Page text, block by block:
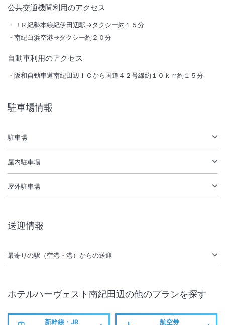
収）。その他、充実のアクティビティ施設や南紀の旬素材が魅力。
総客室数 186
IN チェックイン
15:00/ OUT チェックアウト
11:00
大浴場あり
お食事の提供はできません。ご理解賜りますようお願い申し上げます。
公共交通機関利用のアクセス
ＪＲ紀勢本線紀伊田辺駅→タクシー約１５分
南紀白浜空港→タクシー約２０分
自動車利用のアクセス
阪和自動車道南紀田辺ＩＣから国道４２号線約１０ｋｍ約１５分
駐車場情報
駐車場
屋内駐車場
屋外駐車場
送迎情報
最寄りの駅（空港・港）からの送迎
ホテルハーヴェスト南紀田辺の他のプランを探す
新幹線・JR 航空券